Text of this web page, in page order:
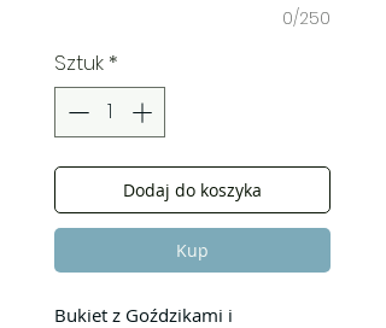
0/250
Sztuk *
Dodaj do koszyka
Kup
Bukiet z Goździkami i